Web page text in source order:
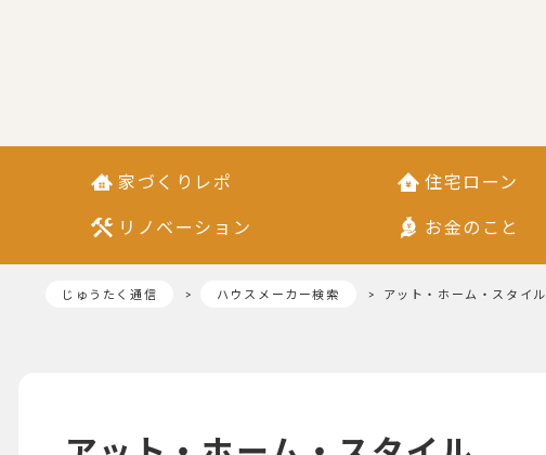
家づくりレポ
リノベーション
住宅ローン
お金のこと
じゅうたく通信 ハウスメーカー検索 アット・ホーム・スタイル